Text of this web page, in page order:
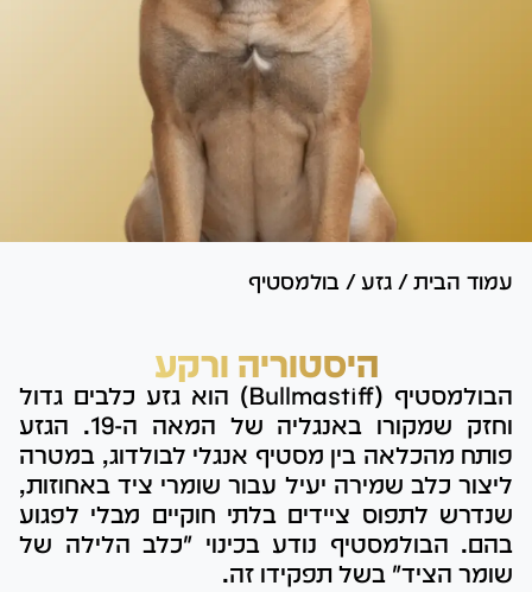
עמוד הבית / גזע / בולמסטיף
היסטוריה ורקע
הבולמסטיף (Bullmastiff) הוא גזע כלבים גדול
וחזק שמקורו באנגליה של המאה ה-19. הגזע
פותח מהכלאה בין מסטיף אנגלי לבולדוג, במטרה
ליצור כלב שמירה יעיל עבור שומרי ציד באחוזות,
שנדרש לתפוס ציידים בלתי חוקיים מבלי לפגוע
בהם. הבולמסטיף נודע בכינוי "כלב הלילה של
שומר הציד" בשל תפקידו זה.